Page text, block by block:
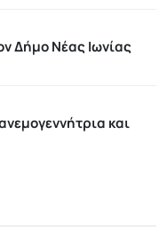
Δήμο Νέας Ιωνίας
και